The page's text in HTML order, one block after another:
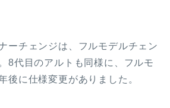
ーチェンジは、フルモデルチェン
8代目のアルトも同様に、フルモ
後に仕様変更がありました。